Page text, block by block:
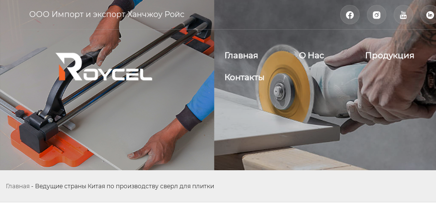
ООО Импорт и экспорт Ханчжоу Ройс    
Главная О Нас Продукция
Контакты
Главная - Ведущие страны Китая по производству сверл для плитки